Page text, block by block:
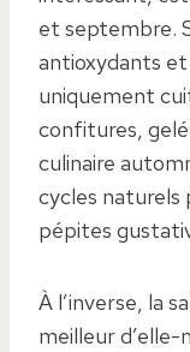
et septembre.
antioxydants
uniquement
confitures,
culinaire
cycles naturels
pépites
À l’inverse, la
meilleur